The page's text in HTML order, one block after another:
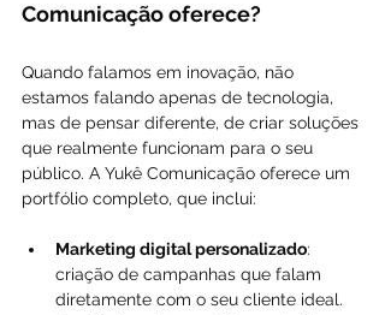
Comunicação oferece?
Quando falamos em inovação, não
estamos falando apenas de tecnologia,
mas de pensar diferente, de criar soluções
que realmente funcionam para o seu
público. A Yukê Comunicação oferece um
portfólio completo, que inclui:
Marketing digital personalizado:
criação de campanhas que falam
diretamente com o seu cliente ideal.